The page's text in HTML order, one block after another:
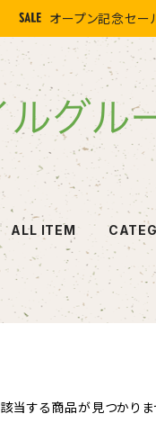
オープン記念セー
ALL ITEM
該当する商品が見つかりま